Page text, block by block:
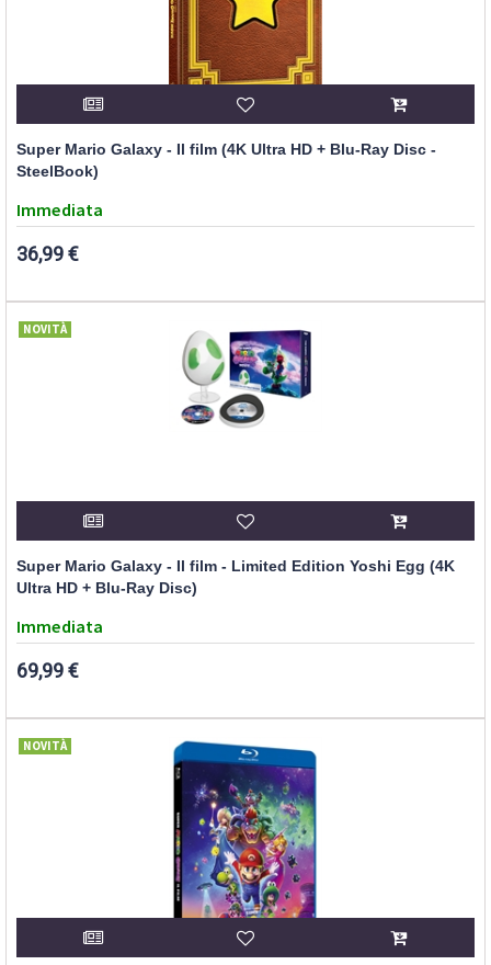
Super Mario Galaxy - Il film (4K Ultra HD + Blu-Ray Disc -
SteelBook)
Immediata
36,99 €
NOVITÀ
Super Mario Galaxy - Il film - Limited Edition Yoshi Egg (4K
Ultra HD + Blu-Ray Disc)
Immediata
69,99 €
NOVITÀ